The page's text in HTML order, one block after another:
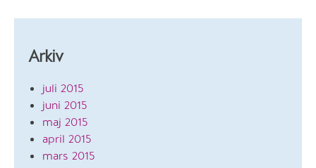
Arkiv
juli 2015
juni 2015
maj 2015
april 2015
mars 2015